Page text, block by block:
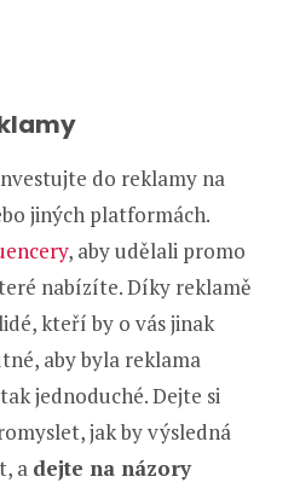
do reklamy na
jiných platformách.
, aby udělali promo
nabízíte. Díky reklamě
kteří by o vás jinak
aby byla reklama
jednoduché. Dejte si
jak by výsledná
a dejte na názory